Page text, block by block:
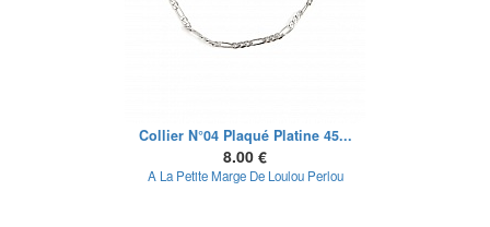
Collier N°04 Plaqué Platine 45...
8.00 €
A La Petite Marge De Loulou Perlou